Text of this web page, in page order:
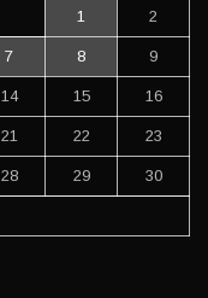
1 2
7 8 9
14 15 16
21 22 23
28 29 30